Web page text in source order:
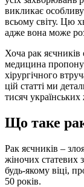
викликає особливу
всьому світу. Цю
адже вона може
Хоча рак
медицина
хірургічного
цій статті ми
тисяч
Що таке
Рак яєчників –
жіночих статевих
будь-якому віці,
50 років.